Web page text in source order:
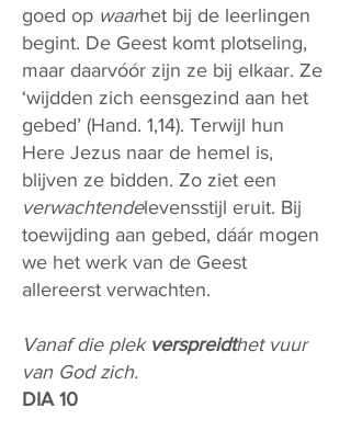
goed op waarhet bij de leerlingen
begint. De Geest komt plotseling,
maar daarvóór zijn ze bij elkaar. Ze
‘wijdden zich eensgezind aan het
gebed’ (Hand. 1,14). Terwijl hun
Here Jezus naar de hemel is,
blijven ze bidden. Zo ziet een
verwachtendelevensstijl eruit. Bij
toewijding aan gebed, dáár mogen
we het werk van de Geest
allereerst verwachten.
Vanaf die plek verspreidthet vuur
van God zich.
DIA 10